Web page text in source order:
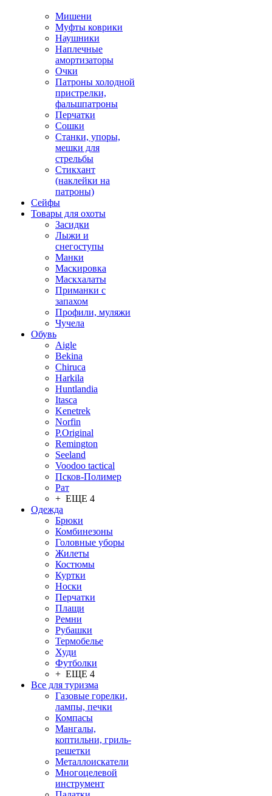
Мишени
Муфты коврики
Наушники
Наплечные
амортизаторы
Очки
Патроны холодной
пристрелки,
фальшпатроны
Перчатки
Сошки
Станки, упоры,
мешки для
стрельбы
Стикхант
(наклейки на
патроны)
Сейфы
Товары для охоты
Засидки
Лыжи и
снегоступы
Манки
Маскировка
Маскхалаты
Приманки с
запахом
Профили, муляжи
Чучела
Обувь
Aigle
Bekina
Chiruсa
Harkila
Huntlandia
Itasca
Kenetrek
Norfin
P.Original
Remington
Seeland
Voodoo tactical
Псков-Полимер
Рат
+ ЕЩЕ 4
Одежда
Брюки
Комбинезоны
Головные уборы
Жилеты
Костюмы
Куртки
Носки
Перчатки
Плащи
Ремни
Рубашки
Термобелье
Худи
Футболки
+ ЕЩЕ 4
Все для туризма
Газовые горелки,
лампы, печки
Компасы
Мангалы,
коптильни, гриль-
решетки
Металлоискатели
Многоцелевой
инструмент